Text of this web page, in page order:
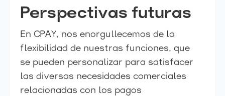
Perspectivas futuras
En CPAY, nos enorgullecemos de la
flexibilidad de nuestras funciones, que
se pueden personalizar para satisfacer
las diversas necesidades comerciales
relacionadas con los pagos